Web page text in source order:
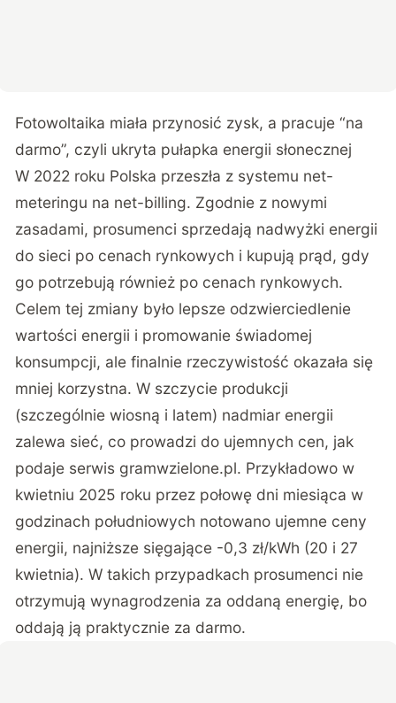
Fotowoltaika miała przynosić zysk, a pracuje “na
darmo”, czyli ukryta pułapka energii słonecznej
W 2022 roku Polska przeszła z systemu net-
meteringu na net-billing. Zgodnie z nowymi
zasadami, prosumenci sprzedają nadwyżki energii
do sieci po cenach rynkowych i kupują prąd, gdy
go potrzebują również po cenach rynkowych.
Celem tej zmiany było lepsze odzwierciedlenie
wartości energii i promowanie świadomej
konsumpcji, ale finalnie rzeczywistość okazała się
mniej korzystna. W szczycie produkcji
(szczególnie wiosną i latem) nadmiar energii
zalewa sieć, co prowadzi do ujemnych cen, jak
podaje serwis gramwzielone.pl. Przykładowo w
kwietniu 2025 roku przez połowę dni miesiąca w
godzinach południowych notowano ujemne ceny
energii, najniższe sięgające -0,3 zł/kWh (20 i 27
kwietnia). W takich przypadkach prosumenci nie
otrzymują wynagrodzenia za oddaną energię, bo
oddają ją praktycznie za darmo.